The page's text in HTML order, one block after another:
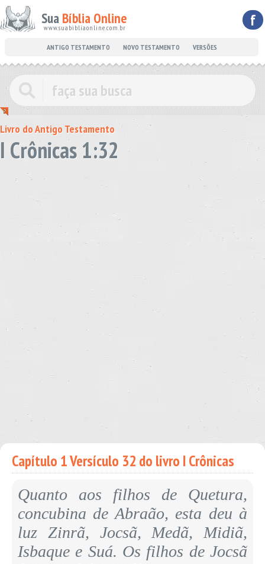
Sua Bíblia Online
www.suabibliaonline.com.br f
ANTIGO TESTAMENTO NOVO TESTAMENTO VERSÕES
Livro do Antigo Testamento
I Crônicas 1:32
Capítulo 1 Versículo 32 do livro I Crônicas
Quanto aos filhos de Quetura,
concubina de Abraão, esta deu à
luz Zinrã, Jocsã, Medã, Midiã,
Isbaque e Suá. Os filhos de Jocsã